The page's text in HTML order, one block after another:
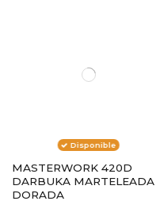
Disponible
MASTERWORK 420D
DARBUKA MARTELEADA
DORADA